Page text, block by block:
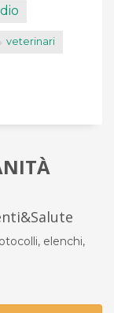
veterinari
elenchi,